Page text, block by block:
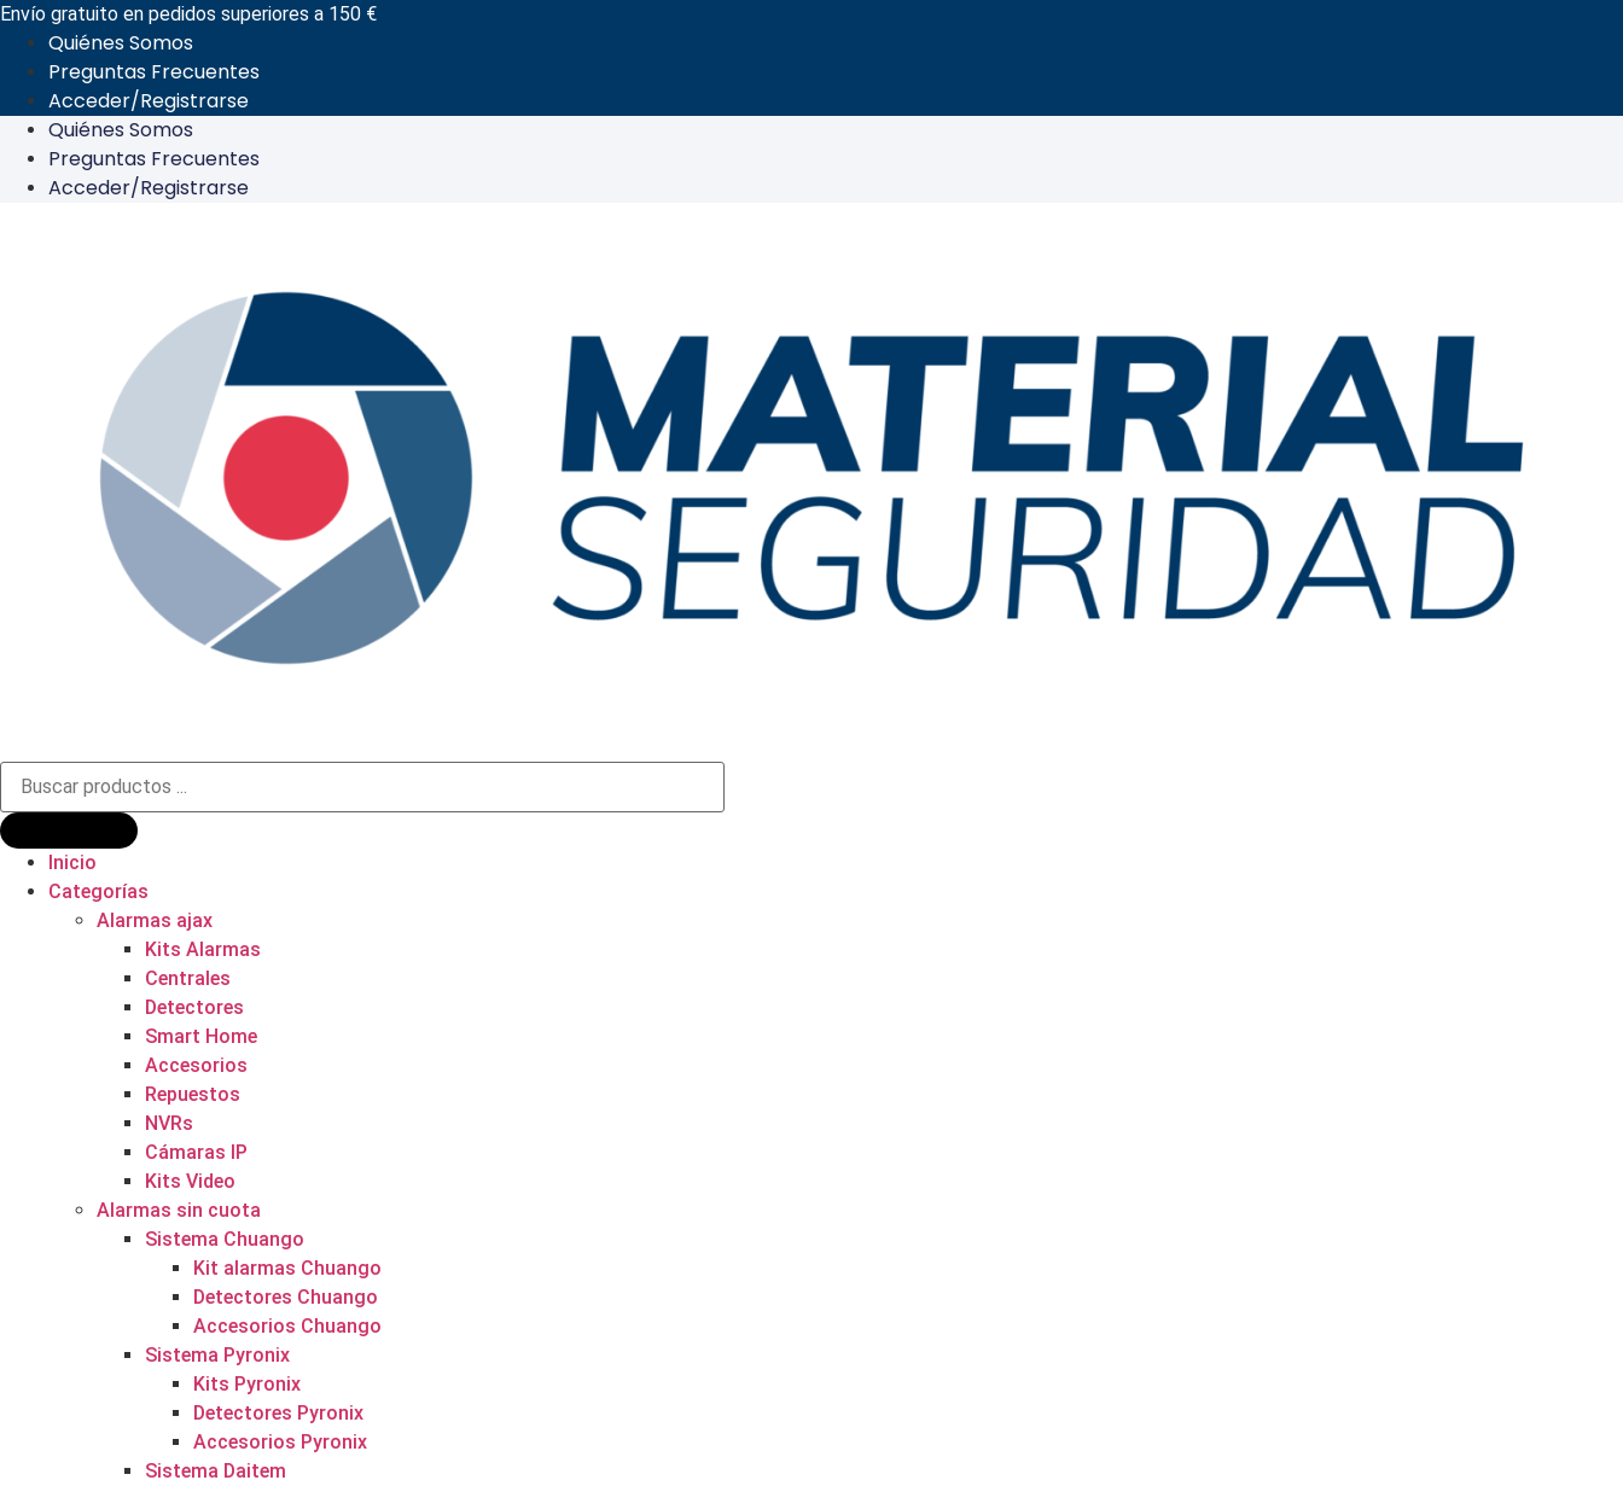
Ir
contenido
Envío gratuito en pedidos superiores a 150 €
Quiénes Somos
Preguntas Frecuentes
Acceder/Registrarse
Quiénes Somos
Preguntas Frecuentes
Acceder/Registrarse
Búsqueda
productos
Inicio
Categorías
Alarmas ajax
Kits Alarmas
Centrales
Detectores
Smart Home
Accesorios
Repuestos
NVRs
Cámaras IP
Kits Video
Alarmas sin cuota
Sistema Chuango
Kit alarmas Chuango
Detectores Chuango
Accesorios Chuango
Sistema Pyronix
Kits Pyronix
Detectores Pyronix
Accesorios Pyronix
Sistema Daitem